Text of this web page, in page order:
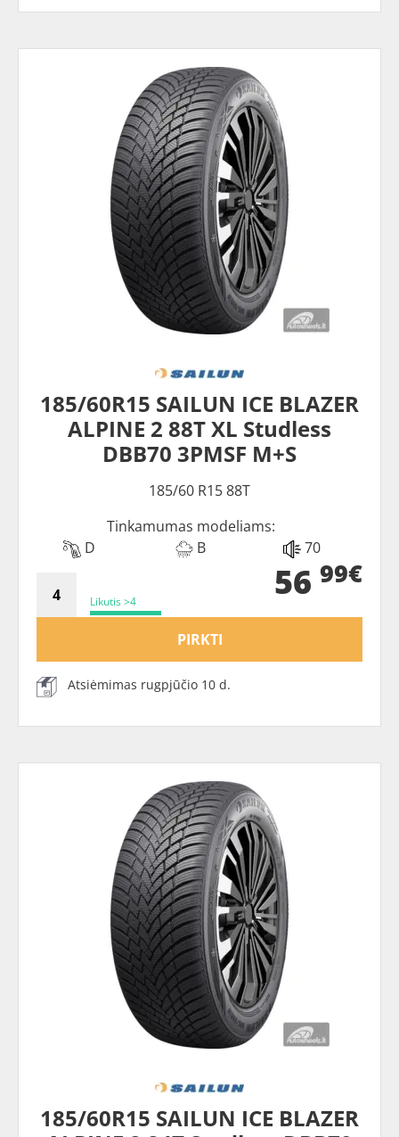
185/60R15 SAILUN ICE BLAZER
ALPINE 2 88T XL Studless
DBB70 3PMSF M+S
185/60 R15 88T
Tinkamumas modeliams:
D
B 70
Likutis >4 56 99€
PIRKTI
Atsiėmimas rugpjūčio 10 d.
185/60R15 SAILUN ICE BLAZER